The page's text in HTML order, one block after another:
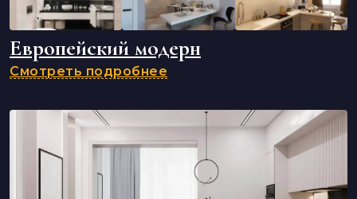
Европейский модерн
Смотреть подробнее